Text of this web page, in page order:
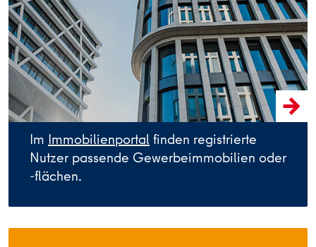
Im Immobilienportal finden registrierte
Nutzer passende Gewerbeimmobilien oder
-flächen.